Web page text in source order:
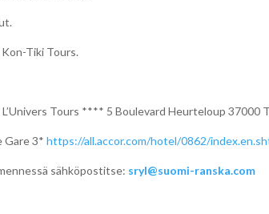
Tiki Tours.
L’Univers Tours **** 5 Boulevard Heurteloup 37000
Gare 3*https://all.accor.com/hotel/0862/
sähköpostitse: sryl@suomi-ranska.com